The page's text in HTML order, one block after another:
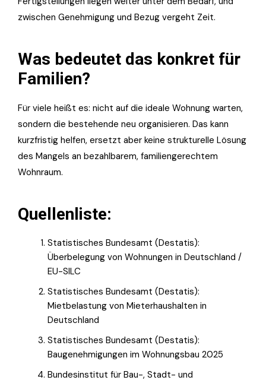
zwischen Genehmigung und Bezug vergeht Zeit.
Was bedeutet das konkret für
Familien?
Für viele heißt es: nicht auf die ideale Wohnung warten,
sondern die bestehende neu organisieren. Das kann
kurzfristig helfen, ersetzt aber keine strukturelle Lösung
des Mangels an bezahlbarem, familiengerechtem
Wohnraum.
Quellenliste:
Statistisches Bundesamt (Destatis):
Überbelegung von Wohnungen in Deutschland /
EU-SILC
Statistisches Bundesamt (Destatis):
Mietbelastung von Mieterhaushalten in
Deutschland
Statistisches Bundesamt (Destatis):
Baugenehmigungen im Wohnungsbau 2025
Bundesinstitut für Bau-, Stadt- und